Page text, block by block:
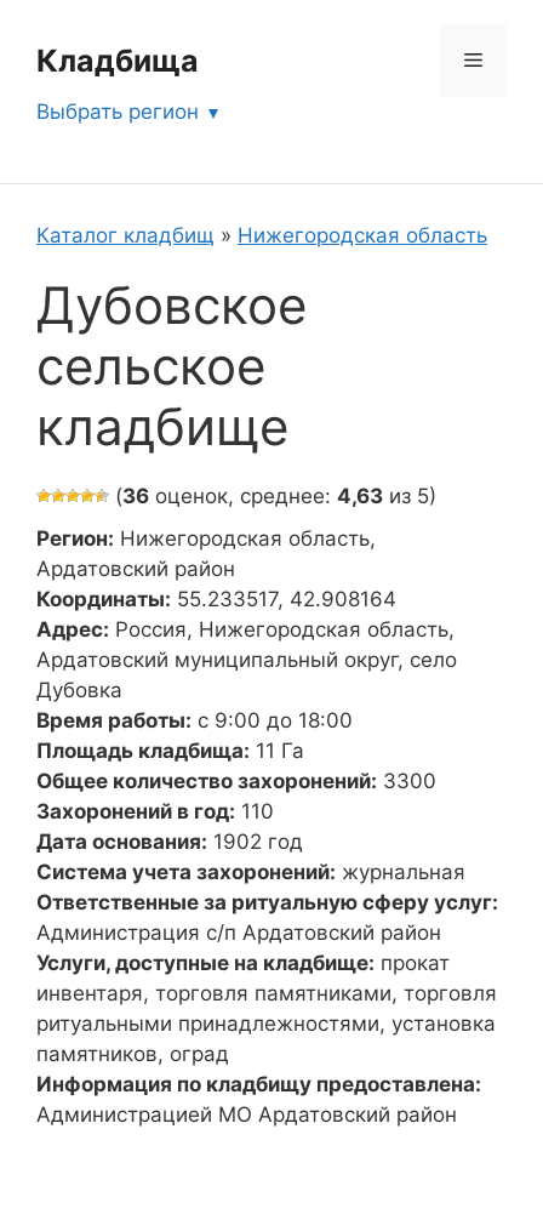
содержимому
Кладбища Меню
Выбрать регион
Каталог кладбищ » Нижегородская область
Дубовское
сельское
кладбище
(36 оценок, среднее: 4,63 из 5)
Регион: Нижегородская область,
Ардатовский район
Координаты: 55.233517, 42.908164
Адрес: Россия, Нижегородская область,
Ардатовский муниципальный округ, село
Дубовка
Время работы: с 9:00 до 18:00
Площадь кладбища: 11 Га
Общее количество захоронений: 3300
Захоронений в год: 110
Дата основания: 1902 год
Система учета захоронений: журнальная
Ответственные за ритуальную сферу услуг:
Администрация с/п Ардатовский район
Услуги, доступные на кладбище: прокат
инвентаря, торговля памятниками, торговля
ритуальными принадлежностями, установка
памятников, оград
Информация по кладбищу предоставлена:
Администрацией МО Ардатовский район